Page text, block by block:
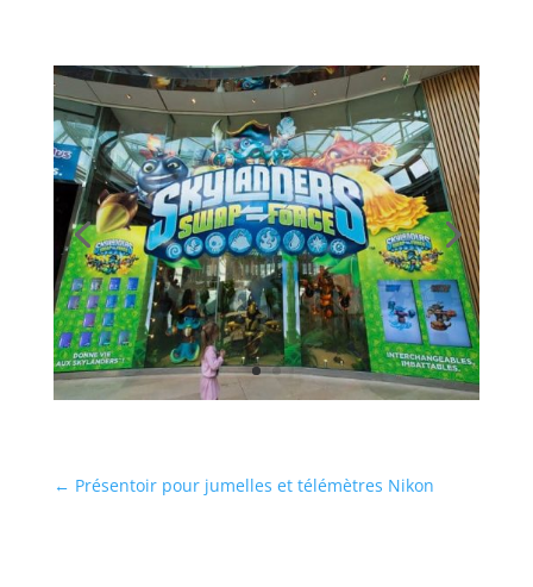
← Présentoir pour jumelles et télémètres Nikon